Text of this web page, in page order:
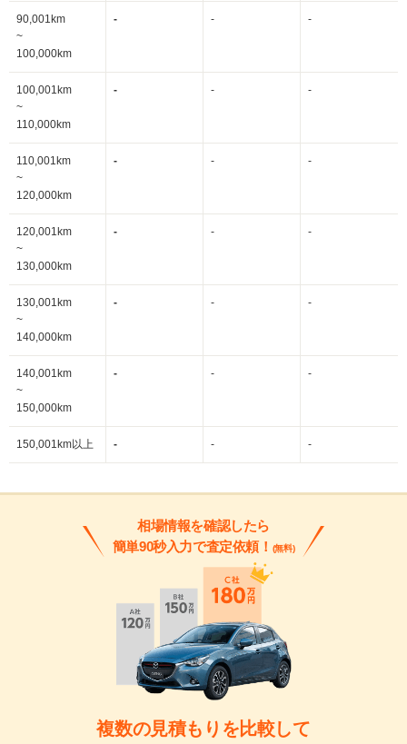
90,001km
~
100,000km
- - -
100,001km
~
110,000km
- - -
110,001km
~
120,000km
- - -
120,001km
~
130,000km
- - -
130,001km
~
140,000km
- - -
140,001km
~
150,000km
- - -
150,001km以上 - - -
相場情報を確認したら
簡単90秒入力で査定依頼！ (無料)
複数の見積もりを比較して